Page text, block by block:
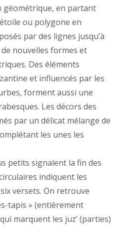
géométrique, en partant
ou polygone en
par des lignes jusqu’à
nouvelles formes et
Des éléments
et influencés par les
forment aussi une
Les décors des
par un délicat mélange de
les unes les
petits signalent la fin des
indiquent les
versets. On retrouve
tapis » (entièrement
marquent les juz’ (parties)